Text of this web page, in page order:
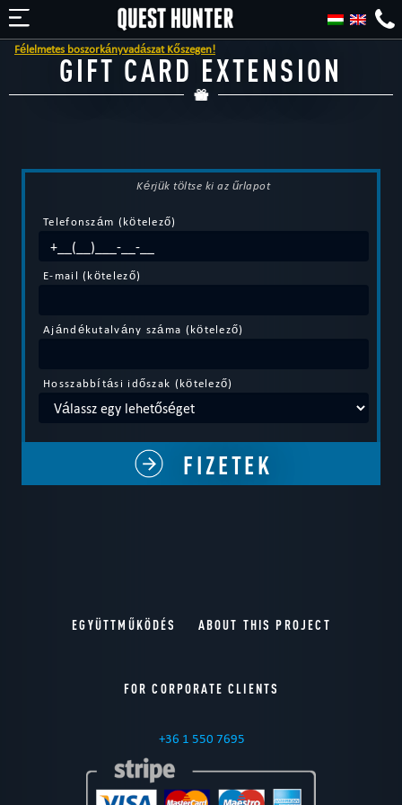
Félelmetes boszorkányvadászat Kőszegen!
GIFT CARD EXTENSION
Kérjük töltse ki az űrlapot
Telefonszám (kötelező)
E-mail (kötelező)
Ajándékutalvány száma (kötelező)
Hosszabbítási időszak (kötelező)
EGYÜTTMŰKÖDÉS ABOUT THIS PROJECT
FOR CORPORATE CLIENTS
+36 1 550 7695